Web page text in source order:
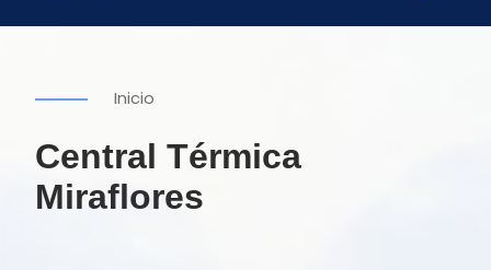
Inicio
Central Térmica
Miraflores